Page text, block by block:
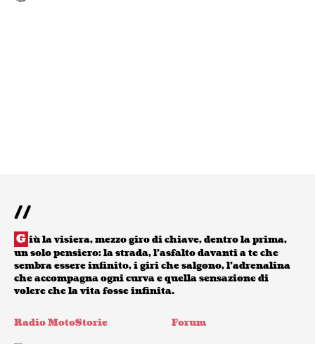
//
G iù la visiera, mezzo giro di chiave, dentro la prima,
un solo pensiero: la strada, l’asfalto davanti a te che
sembra essere infinito, i giri che salgono, l’adrenalina
che accompagna ogni curva e quella sensazione di
volere che la vita fosse infinita.
Radio MotoStorie Forum